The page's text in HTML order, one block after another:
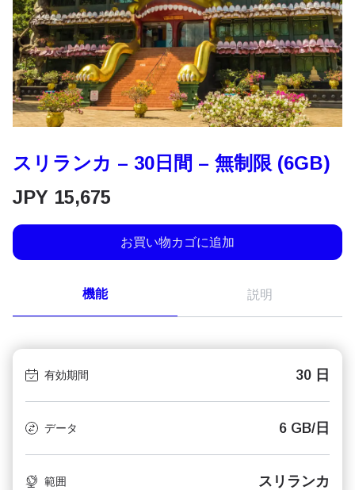
スリランカ – 30日間 – 無制限 (6GB)
JPY 15,675
お買い物カゴに追加
機能 説明
有効期間 30 日
データ 6 GB/日
範囲 スリランカ